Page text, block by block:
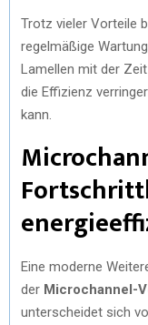
Trotz vieler Vorteile
regelmäßige
Lamellen mit der
die Effizienz
kann.
Eine moderne
der Microchannel-
unterscheidet sich